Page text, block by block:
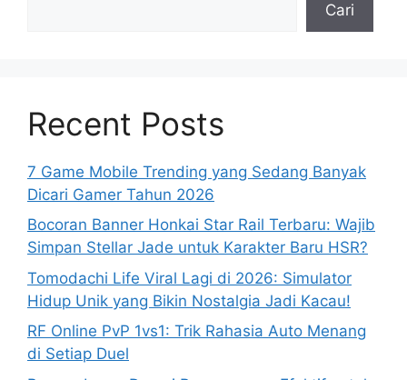
Cari
Recent Posts
7 Game Mobile Trending yang Sedang Banyak
Dicari Gamer Tahun 2026
Bocoran Banner Honkai Star Rail Terbaru: Wajib
Simpan Stellar Jade untuk Karakter Baru HSR?
Tomodachi Life Viral Lagi di 2026: Simulator
Hidup Unik yang Bikin Nostalgia Jadi Kacau!
RF Online PvP 1vs1: Trik Rahasia Auto Menang
di Setiap Duel